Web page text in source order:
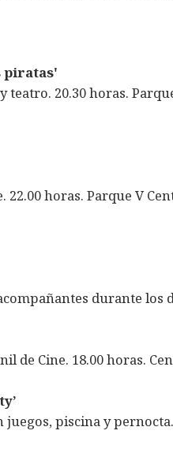
piratas'
20.30 horas.
horas. Parque V
durante los
de Cine. 18.00 horas.
piscina y